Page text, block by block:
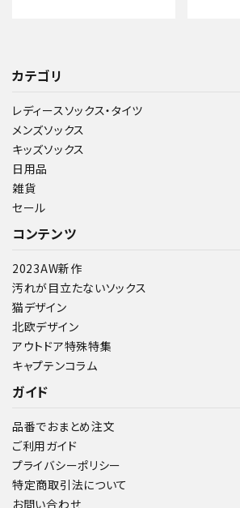
カテゴリ
レディースソックス・タイツ
メンズソックス
キッズソックス
日用品
雑貨
セール
コンテンツ
2023AW新作
汚れが目立たないソックス
猫デザイン
北欧デザイン
アウトドア特殊特集
キャプテンコラム
ガイド
品番でおまとめ注文
ご利用ガイド
プライバシーポリシー
特定商取引法について
お問い合わせ